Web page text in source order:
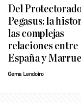
Del
Pegasus: la
las complejas
relaciones entre
España y
Gema Lendoiro